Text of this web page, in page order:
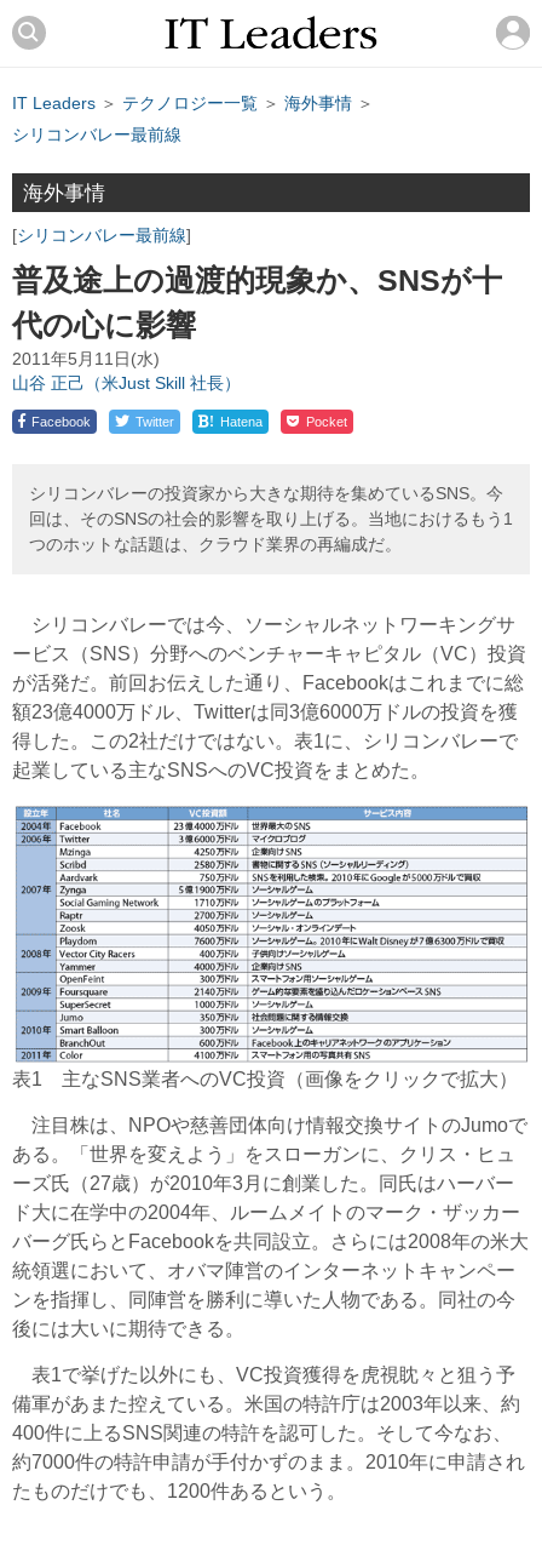
IT Leaders ＞ テクノロジー一覧 ＞ 海外事情 ＞
シリコンバレー最前線
海外事情
シリコンバレー最前線
普及途上の過渡的現象か、SNSが十
代の心に影響
2011年5月11日(水)
山谷 正己（米Just Skill 社長）
Facebook Twitter ! Hatena Pocket
シリコンバレーの投資家から大きな期待を集めているSNS。今
回は、そのSNSの社会的影響を取り上げる。当地におけるもう1
つのホットな話題は、クラウド業界の再編成だ。
シリコンバレーでは今、ソーシャルネットワーキングサ
ービス（SNS）分野へのベンチャーキャピタル（VC）投資
が活発だ。前回お伝えした通り、Facebookはこれまでに総
額23億4000万ドル、Twitterは同3億6000万ドルの投資を獲
得した。この2社だけではない。表1に、シリコンバレーで
起業している主なSNSへのVC投資をまとめた。
表1 主なSNS業者へのVC投資（画像をクリックで拡大）
注目株は、NPOや慈善団体向け情報交換サイトのJumoで
ある。「世界を変えよう」をスローガンに、クリス・ヒュ
ーズ氏（27歳）が2010年3月に創業した。同氏はハーバー
ド大に在学中の2004年、ルームメイトのマーク・ザッカー
バーグ氏らとFacebookを共同設立。さらには2008年の米大
統領選において、オバマ陣営のインターネットキャンペー
ンを指揮し、同陣営を勝利に導いた人物である。同社の今
後には大いに期待できる。
表1で挙げた以外にも、VC投資獲得を虎視眈々と狙う予
備軍があまた控えている。米国の特許庁は2003年以来、約
400件に上るSNS関連の特許を認可した。そして今なお、
約7000件の特許申請が手付かずのまま。2010年に申請され
たものだけでも、1200件あるという。